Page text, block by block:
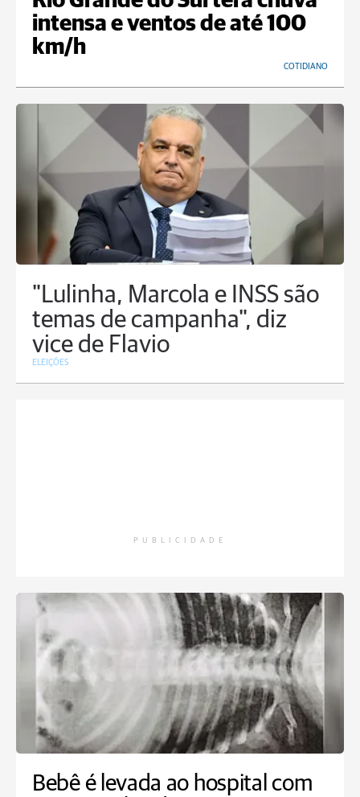
intensa e ventos de até 100
km/h
COTIDIANO
"Lulinha, Marcola e INSS são
temas de campanha", diz
vice de Flavio
ELEIÇÕES
PUBLICIDADE
Bebê é levada ao hospital com